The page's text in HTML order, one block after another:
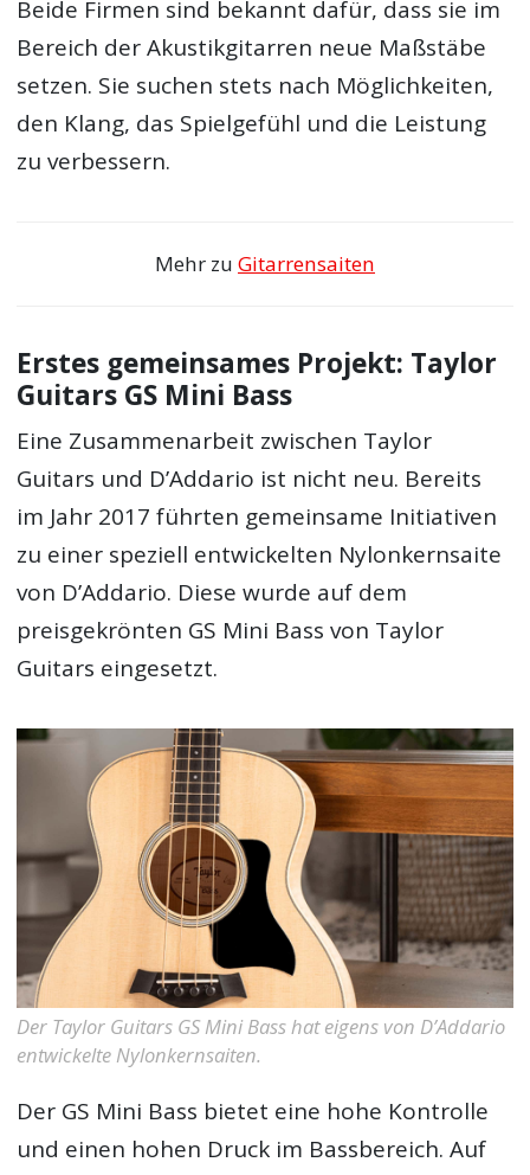
Beide Firmen sind bekannt dafür, dass sie im
Bereich der Akustikgitarren neue Maßstäbe
setzen. Sie suchen stets nach Möglichkeiten,
den Klang, das Spielgefühl und die Leistung
zu verbessern.
Mehr zu Gitarrensaiten
Erstes gemeinsames Projekt: Taylor
Guitars GS Mini Bass
Eine Zusammenarbeit zwischen Taylor
Guitars und D’Addario ist nicht neu. Bereits
im Jahr 2017 führten gemeinsame Initiativen
zu einer speziell entwickelten Nylonkernsaite
von D’Addario. Diese wurde auf dem
preisgekrönten GS Mini Bass von Taylor
Guitars eingesetzt.
Der Taylor Guitars GS Mini Bass hat eigens von D’Addario
entwickelte Nylonkernsaiten.
Der GS Mini Bass bietet eine hohe Kontrolle
und einen hohen Druck im Bassbereich. Auf